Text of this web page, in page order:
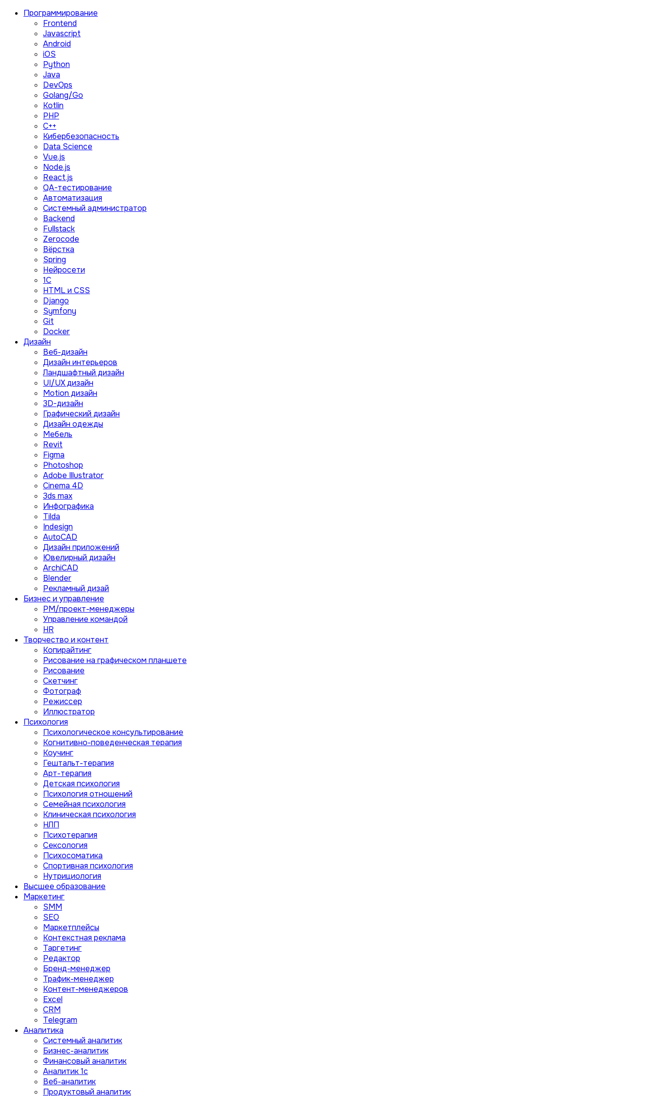
Программирование
Frontend
Javascript
Android
iOS
Python
Java
DevOps
Golang/Go
Kotlin
PHP
C++
Кибербезопасность
Data Science
Vue.js
Node.js
React.js
QA-тестирование
Автоматизация
Системный администратор
Backend
Fullstack
Zerocode
Вёрстка
Spring
Нейросети
1C
HTML и CSS
Django
Symfony
Git
Docker
Дизайн
Веб-дизайн
Дизайн интерьеров
Ландшафтный дизайн
UI/UX дизайн
Motion дизайн
3D-дизайн
Графический дизайн
Дизайн одежды
Мебель
Revit
Figma
Photoshop
Adobe Illustrator
Сinema 4D
3ds max
Инфографика
Tilda
Indesign
AutoCAD
Дизайн приложений
Ювелирный дизайн
ArchiCAD
Blender
Рекламный дизай
Бизнес и управление
PM/проект-менеджеры
Управление командой
HR
Творчество и контент
Копирайтинг
Рисование на графическом планшете
Рисование
Скетчинг
Фотограф
Режиссер
Иллюстратор
Психология
Психологическое консультирование
Когнитивно-поведенческая терапия
Коучинг
Гештальт-терапия
Арт-терапия
Детская психология
Психология отношений
Семейная психология
Клиническая психология
НЛП
Психотерапия
Сексология
Психосоматика
Спортивная психология
Нутрициология
Высшее образование
Маркетинг
SMM
SEO
Маркетплейсы
Контекстная реклама
Таргетинг
Редактор
Бренд-менеджер
Трафик-менеджер
Контент-менеджеров
Excel
CRM
Telegram
Аналитика
Системный аналитик
Бизнес-аналитик
Финансовый аналитик
Aналитик 1с
Веб-аналитик
Продуктовый аналитик